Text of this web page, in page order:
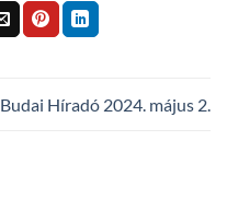
Budai Híradó 2024. május 2.